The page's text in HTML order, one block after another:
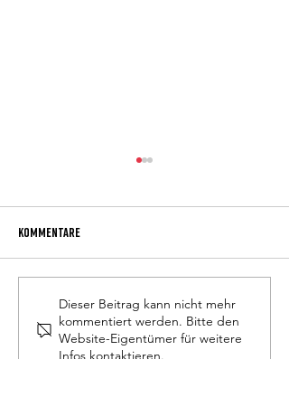
Anmeldung Schuljahr 2026/27
Kommentare
Dieser Beitrag kann nicht mehr
kommentiert werden. Bitte den
Website-Eigentümer für weitere
Infos kontaktieren.